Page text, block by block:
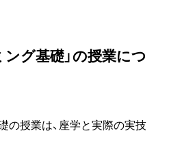
グ基礎」の授業につ
の授業は、座学と実際の実技